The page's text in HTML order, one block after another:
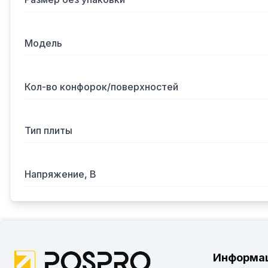
Модель
Кол-во конфорок/поверхностей
Тип плиты
Напряжение, В